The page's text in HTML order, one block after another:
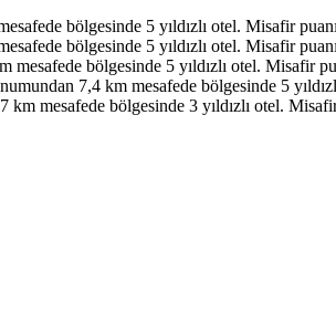
bölgesinde 5 yıldızlı otel. Misafir
bölgesinde 5 yıldızlı otel. Misafir
bölgesinde 5 yıldızlı otel. Misafir
7,4 km mesafede bölgesinde 5
mesafede bölgesinde 3 yıldızlı otel.